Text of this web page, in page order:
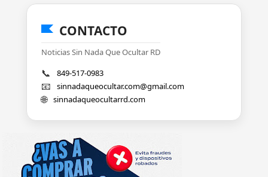
CONTACTO
Noticias Sin Nada Que Ocultar RD
📞 849-517-0983
📧 sinnadaqueocultar.com@gmail.com
🌐 sinnadaqueocultarrd.com